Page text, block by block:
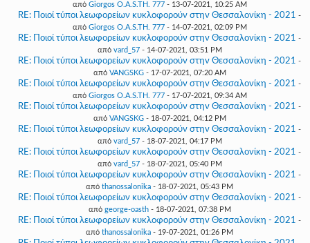
από Giorgos O.A.S.TH. 777- 13-07-2021, 10:25 AM
RE: Ποιοί τύποι λεωφορείων κυκλοφορούν στην Θεσσαλονίκη - 2021 -
από Giorgos O.A.S.TH. 777- 14-07-2021, 02:09 PM
RE: Ποιοί τύποι λεωφορείων κυκλοφορούν στην Θεσσαλονίκη - 2021 -
από vard_57- 14-07-2021, 03:51 PM
RE: Ποιοί τύποι λεωφορείων κυκλοφορούν στην Θεσσαλονίκη - 2021 -
από VANGSKG- 17-07-2021, 07:20 AM
RE: Ποιοί τύποι λεωφορείων κυκλοφορούν στην Θεσσαλονίκη - 2021 -
από Giorgos O.A.S.TH. 777- 17-07-2021, 09:34 AM
RE: Ποιοί τύποι λεωφορείων κυκλοφορούν στην Θεσσαλονίκη - 2021 -
από VANGSKG- 18-07-2021, 04:12 PM
RE: Ποιοί τύποι λεωφορείων κυκλοφορούν στην Θεσσαλονίκη - 2021 -
από vard_57- 18-07-2021, 04:17 PM
RE: Ποιοί τύποι λεωφορείων κυκλοφορούν στην Θεσσαλονίκη - 2021 -
από vard_57- 18-07-2021, 05:40 PM
RE: Ποιοί τύποι λεωφορείων κυκλοφορούν στην Θεσσαλονίκη - 2021 -
από thanossalonika - 18-07-2021, 05:43 PM
RE: Ποιοί τύποι λεωφορείων κυκλοφορούν στην Θεσσαλονίκη - 2021 -
από george-oasth- 18-07-2021, 07:38 PM
RE: Ποιοί τύποι λεωφορείων κυκλοφορούν στην Θεσσαλονίκη - 2021 -
από thanossalonika - 19-07-2021, 01:26 PM